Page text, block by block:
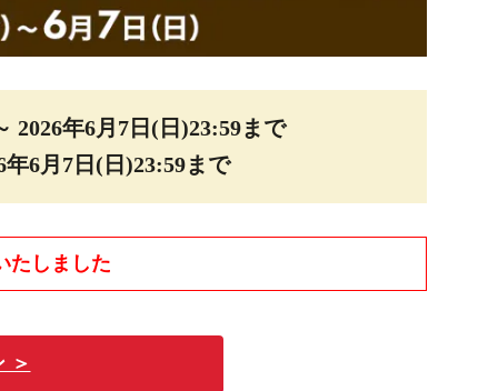
2026年6月7日(日)23:59まで
年6月7日(日)23:59まで
たしました
＞